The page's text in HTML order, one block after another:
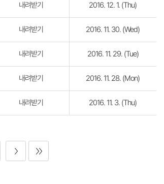
내려받기 2016. 12. 1. (Thu)
내려받기 2016. 11. 30. (Wed)
내려받기 2016. 11. 29. (Tue)
내려받기 2016. 11. 28. (Mon)
내려받기 2016. 11. 3. (Thu)